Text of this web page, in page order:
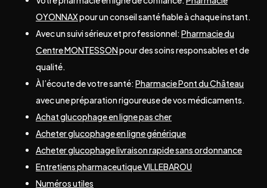
OYONNAXpour un conseil santé fiable à chaque instant.
Avec un suivi sérieux et professionnel: Pharmacie du
Centre MONTESSONpour des soins responsables et de
qualité.
À l’écoute de votre santé: Pharmacie Pont du Château
avec une préparation rigoureuse de vos médicaments.
Achat glucophage en ligne pas cher
Acheter glucophage en ligne générique
Acheter glucophage livraison rapide sans ordonnance
Entretiens pharmaceutique VILLEBAROU
Numéros utiles